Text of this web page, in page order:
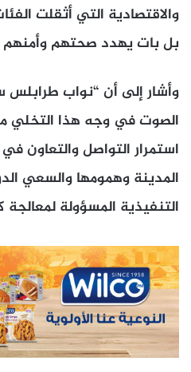
والاقتصادية التي أثقلت
بل بات يهدد صحتهم وأمنهم
وأشار إلى أن “نواب
الصوت في وجه هذا التخلي
استمرار التواصل والتعاون
المدينة وهمومها والسعي
التنفيذية المسؤولة